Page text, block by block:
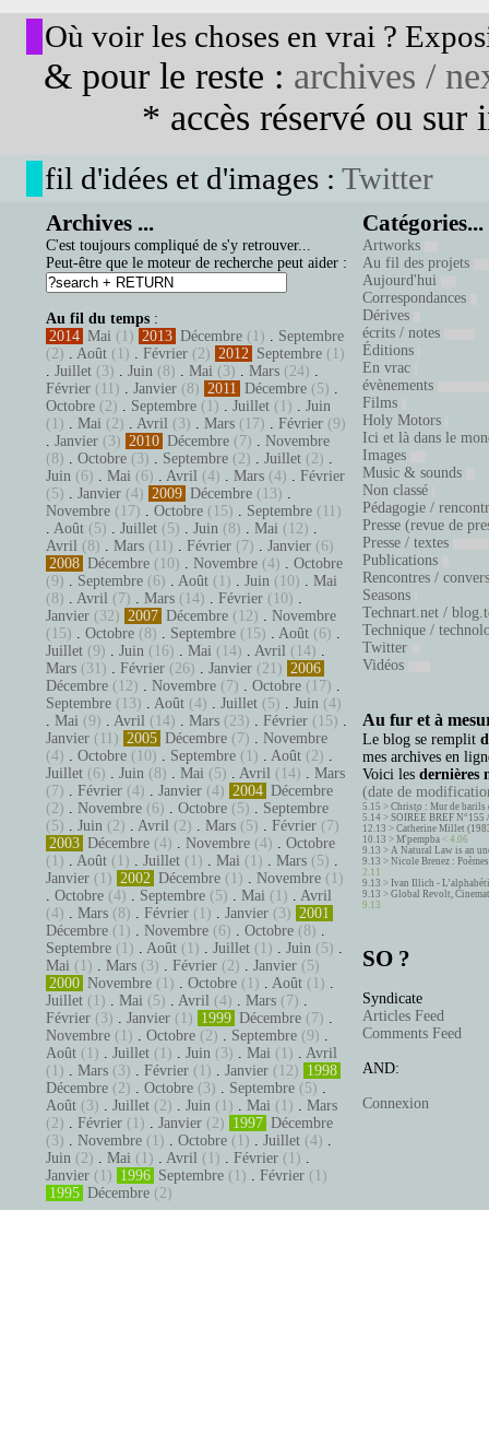
Où voir les choses en vrai ?
& pour le reste : archives /
* accès réservé ou sur
fil d'idées et d'images : Twitter
Archives ...
C'est toujours compliqué de s'y retrouver...
Peut-être que le moteur de recherche peut aider :
Au fil du temps :
2014 Mai (1) 2013 Décembre (1) . Septembre
(2) . Août (1) . Février (2) 2012 Septembre (1)
. Juillet (3) . Juin (8) . Mai (3) . Mars (24) .
Février (11) . Janvier (8) 2011 Décembre (5) .
Octobre (2) . Septembre (1) . Juillet (1) . Juin
(1) . Mai (2) . Avril (3) . Mars (17) . Février (9)
. Janvier (3) 2010 Décembre (7) . Novembre
(8) . Octobre (3) . Septembre (2) . Juillet (2) .
Juin (6) . Mai (6) . Avril (4) . Mars (4) . Février
(5) . Janvier (4) 2009 Décembre (13) .
Novembre (17) . Octobre (15) . Septembre (11)
. Août (5) . Juillet (5) . Juin (8) . Mai (12) .
Avril (8) . Mars (11) . Février (7) . Janvier (6)
2008 Décembre (10) . Novembre (4) . Octobre
(9) . Septembre (6) . Août (1) . Juin (10) . Mai
(8) . Avril (7) . Mars (14) . Février (10) .
Janvier (32) 2007 Décembre (12) . Novembre
(15) . Octobre (8) . Septembre (15) . Août (6) .
Juillet (9) . Juin (16) . Mai (14) . Avril (14) .
Mars (31) . Février (26) . Janvier (21) 2006
Décembre (12) . Novembre (7) . Octobre (17) .
Septembre (13) . Août (4) . Juillet (5) . Juin (4)
. Mai (9) . Avril (14) . Mars (23) . Février (15) .
Janvier (11) 2005 Décembre (7) . Novembre
(4) . Octobre (10) . Septembre (1) . Août (2) .
Juillet (6) . Juin (8) . Mai (5) . Avril (14) . Mars
(7) . Février (4) . Janvier (4) 2004 Décembre
(2) . Novembre (6) . Octobre (5) . Septembre
(5) . Juin (2) . Avril (2) . Mars (5) . Février (7)
2003 Décembre (4) . Novembre (4) . Octobre
(1) . Août (1) . Juillet (1) . Mai (1) . Mars (5) .
Janvier (1) 2002 Décembre (1) . Novembre (1)
. Octobre (4) . Septembre (5) . Mai (1) . Avril
(4) . Mars (8) . Février (1) . Janvier (3) 2001
Décembre (1) . Novembre (6) . Octobre (8) .
Septembre (1) . Août (1) . Juillet (1) . Juin (5) .
Mai (1) . Mars (3) . Février (2) . Janvier (5)
2000 Novembre (1) . Octobre (1) . Août (1) .
Juillet (1) . Mai (5) . Avril (4) . Mars (7) .
Février (3) . Janvier (1) 1999 Décembre (7) .
Novembre (1) . Octobre (2) . Septembre (9) .
Août (1) . Juillet (1) . Juin (3) . Mai (1) . Avril
(1) . Mars (3) . Février (1) . Janvier (12) 1998
Décembre (2) . Octobre (3) . Septembre (5) .
Août (3) . Juillet (2) . Juin (1) . Mai (1) . Mars
(2) . Février (1) . Janvier (2) 1997 Décembre
(3) . Novembre (1) . Octobre (1) . Juillet (4) .
Juin (2) . Mai (1) . Avril (1) . Février (1) .
Janvier (1) 1996 Septembre (1) . Février (1)
1995 Décembre (2)
Catégories...
Artworks
Au fil des projets
Aujourd'hui
Correspondances
Dérives
écrits / notes
Éditions
En vrac
évènements
Films
Holy Motors
Ici et là dans le
Images
Music & sounds
Non classé
Pédagogie /
Presse (revue de
Presse / textes
Publications
Rencontres /
Seasons
Technart.net /
Technique /
Twitter
Vidéos
Au fur et à
Le blog se remplit
mes archives en
Voici les dernières
(date de
5.15 > Christo : Mur de barils
5.14 > SOIRÉE BREF
12.13 > Catherine Millet
10.13 > M'pempba < 4.06
9.13 > A Natural Law is an
9.13 > Nicole Brenez :
2.11
9.13 > Ivan Illich -
9.13 > Global Revolt,
9.13
SO ?
Syndicate
Articles Feed
Comments Feed
AND:
Connexion